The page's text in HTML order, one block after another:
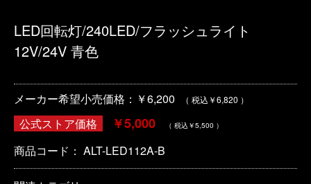
LED回転灯/240LED/フラッシュライト
12V/24V 青色
メーカー希望小売価格：￥6,200 （ 税込￥6,820 ）
公式ストア価格 ￥5,000 （ 税込￥5,500 ）
商品コード： ALT-LED112A-B